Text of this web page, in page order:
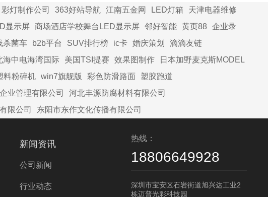
彩灯制作公司 363好站导航 江南五金网 LED灯箱
天津电器维修
显示屏 商场酒店学校舞台LED显示屏 邻好智能 黄页88 企业录
杀菌车 b2b平台 SUV排行榜 ic卡 婚庆策划
滴滴友链
海中电海湾国际 美国TSI提赛 效果图制作
日本加野麦克斯MODEL
料粉碎机 win7旗舰版 彩色防滑路面
塑胶跑道
业管理有限公司
河北丰源防腐材料有限公司
限公司 东阳市东作文化传播有限公司
新闻资讯
公司新闻
行业动态
热线：
18806649928
深圳市宝安区石岩街道旭兴达工业2
栋迈普光彩科技园